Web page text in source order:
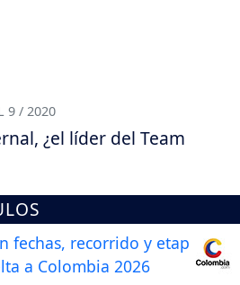
9 / 2020
¿el líder del Team